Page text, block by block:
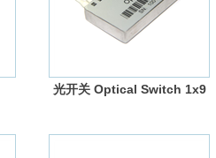
光开关 Optical Switch 1x9